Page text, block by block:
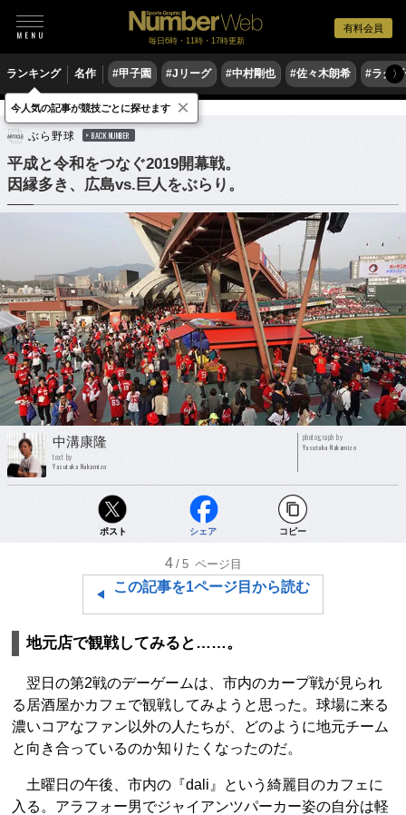
有料会員
毎日6時・11時・17時更新
ランキング 名作 #甲子園 #Jリーグ #中村剛也 #佐々木朗希 #ラグ〉
野球 プロ野球
ぶら野球 BACK NUMBER
平成と令和をつなぐ2019開幕戦。
因縁多き、広島vs.巨人をぶらり。
中溝康隆
text by
Yasutaka Nakamizo
photograph by
Yasutaka Nakamizo
ポスト シェア コピー
4 /5 ページ目
この記事を1ページ目から読む
地元店で観戦してみると……。
翌日の第2戦のデーゲームは、市内のカープ戦が見られ
る居酒屋かカフェで観戦してみようと思った。球場に来る
濃いコアなファン以外の人たちが、どのように地元チーム
と向き合っているのか知りたくなったのだ。
土曜日の午後、市内の『dali』という綺麗目のカフェに
入る。アラフォー男でジャイアンツパーカー姿の自分は軽
今人気の記事が競技ごとに探せます ×